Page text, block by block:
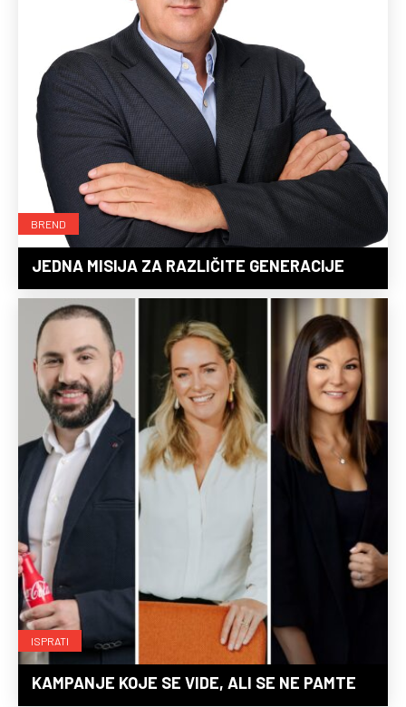
BREND
JEDNA MISIJA ZA RAZLIČITE GENERACIJE
ISPRATI
KAMPANJE KOJE SE VIDE, ALI SE NE PAMTE